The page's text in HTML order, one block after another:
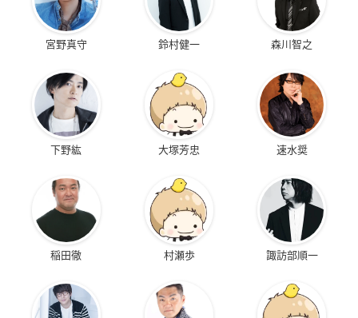
宮野真守 鈴村健一 森川智之
下野紘 大塚芳忠 速水奨
稲田徹 村瀬歩 諏訪部順一